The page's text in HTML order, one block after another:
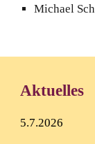
Michael
Aktuelles
5.7.2026